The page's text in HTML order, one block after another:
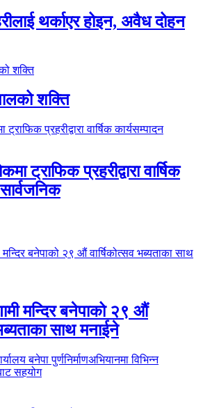
थर्काएर होइन, अवैध दोहन
शक्ति
ट्राफिक प्रहरीद्वारा वार्षिक
मन्दिर बनेपाको २९ औं
साथ मनाईने